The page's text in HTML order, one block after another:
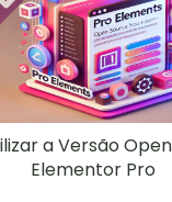
a Versão
Elementor Pro